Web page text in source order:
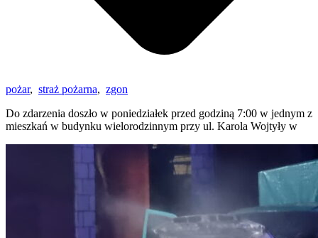
pożar, straż pożarna, zgon
Do zdarzenia doszło w poniedziałek przed godziną 7:00 w jednym z
mieszkań w budynku wielorodzinnym przy ul. Karola Wojtyły w